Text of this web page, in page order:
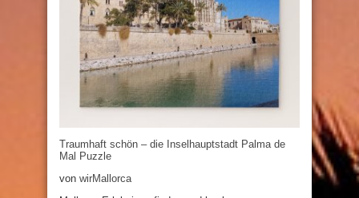
Traumhaft schön – die Inselhauptstadt Palma de
Mal Puzzle
von wirMallorca